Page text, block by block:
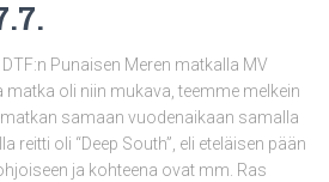
Punaisen Meren matkalla MV
oli niin mukava, teemme melkein
samaan vuodenaikaan samalla
reitti oli “Deep South”, eli eteläisen pään
ja kohteena ovat mm. Ras